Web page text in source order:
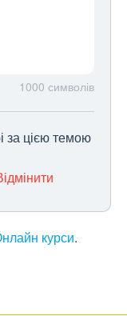
1000 символів
за цією темою
курси